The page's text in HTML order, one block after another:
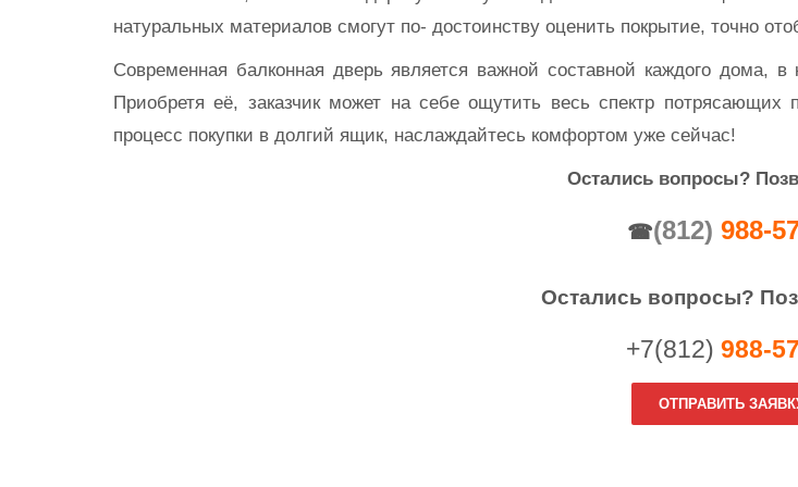
натуральных материалов смогут по- достоинству оценить покрытие, точно
Современная балконная дверь является важной составной каждого дома,
Приобретя её, заказчик может на себе ощутить весь спектр
процесс покупки в долгий ящик, наслаждайтесь комфортом уже сейчас!
Остались вопросы? П
☎(812) 988-
Остались вопросы?
+7(812) 988-
ОТПРАВИТЬ